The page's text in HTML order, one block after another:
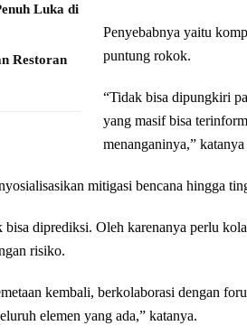
Luka di
Restoran
Penyebabnya yaitu
puntung rokok.
“Tidak bisa dipungkiri
yang masif bisa
menanganinya,”
mitigasi bencana hingga
diprediksi. Oleh karenanya perlu
risiko.
kembali, berkolaborasi dengan
elemen yang ada,” katanya.